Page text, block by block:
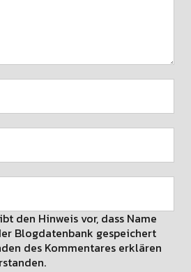
den Hinweis vor, dass Name
Blogdatenbank gespeichert
des Kommentares erklären